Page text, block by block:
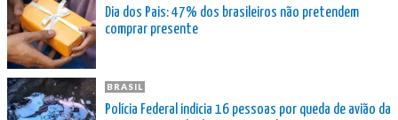
Dia dos Pais: 47% dos brasileiros não pretendem
comprar presente
BRASIL
Polícia Federal indicia 16 pessoas por queda de avião da